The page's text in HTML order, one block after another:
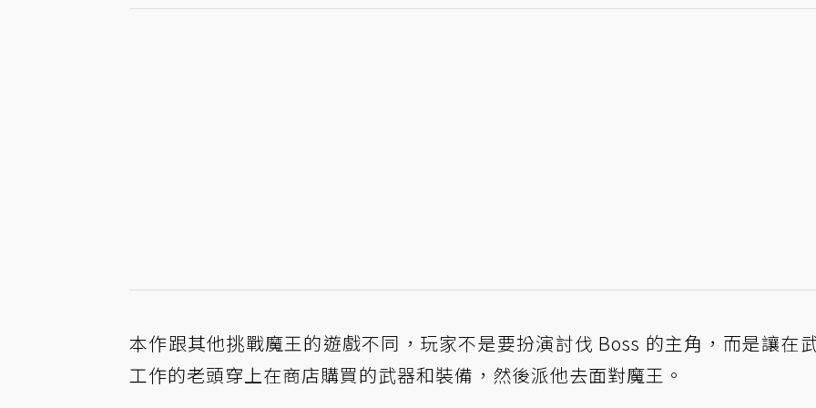
本作跟其他挑戰魔王的遊戲不同，玩家不是要扮演討伐 Boss 的主角，而是讓在
工作的老頭穿上在商店購買的武器和裝備，然後派他去面對魔王。